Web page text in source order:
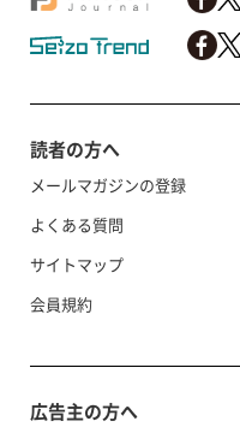
読者の方へ
メールマガジンの登録
よくある質問
サイトマップ
会員規約
広告主の方へ